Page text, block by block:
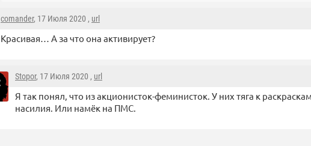
comander, 17 Июля 2020 , url
Красивая… А за что она активирует?
Stopor, 17 Июля 2020 , url
Я так понял, что из акционисток-феминисток. У них тяга к
насилия. Или намёк на ПМС.